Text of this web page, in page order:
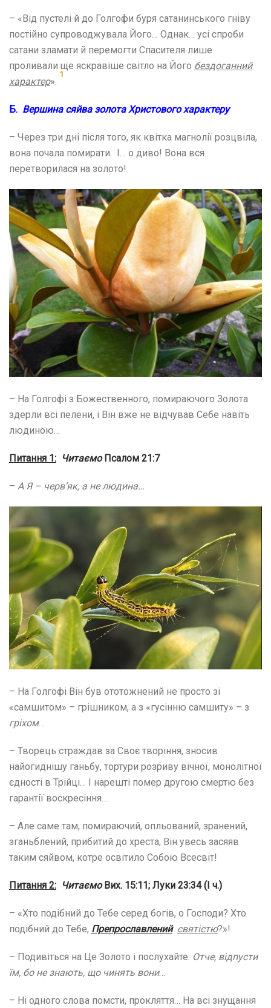
– «Від пустелі й до Голгофи буря сатанинського гніву
постійно супроводжувала Його… Однак… усі спроби
сатани зламати й перемогти Спасителя лише
проливали ще яскравіше світло на Його бездоганний
характер».
1
Б. Вершина сяйва золота Христового характеру
– Через три дні після того, як квітка магнолії розцвіла,
вона почала помирати. І… о диво! Вона вся
перетворилася на золото!
– На Голгофі з Божественного, помираючого Золота
здерли всі пелени, і Він вже не відчував Себе навіть
людиною…
Питання 1: Читаємо Псалом 21:7
– А Я – черв’як, а не людина…
– На Голгофі Він був ототожнений не просто зі
«самшитом» – грішником, а з «гусінню самшиту» – з
гріхом…
– Творець страждав за Своє творіння, зносив
найогиднішу ганьбу, тортури розриву вічної, монолітної
єдності в Трійці… І нарешті помер другою смертю без
гарантії воскресіння…
– Але саме там, помираючий, опльований, зранений,
зганьблений, прибитий до хреста, Він увесь засяяв
таким сяйвом, котре освітило Собою Всесвіт!
Питання 2: Читаємо Вих. 15:11; Луки 23:34 (І ч.)
– «Хто подібний до Тебе серед богів, о Господи? Хто
подібний до Тебе, Препрославлений святістю?»!
– Подивіться на Це Золото і послухайте: Отче, відпусти
їм, бо не знають, що чинять вони…
– Ні одного слова помсти, прокляття… На всі знущання